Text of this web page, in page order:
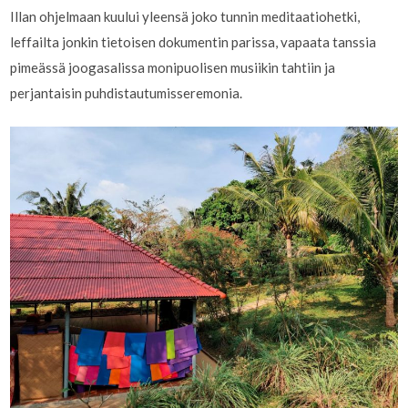
Illan ohjelmaan kuului yleensä joko tunnin meditaatiohetki,
leffailta jonkin tietoisen dokumentin parissa, vapaata tanssia
pimeässä joogasalissa monipuolisen musiikin tahtiin ja
perjantaisin puhdistautumisseremonia.